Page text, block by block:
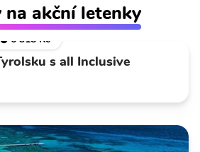
akční letenky
💣 6 318 Kč
s all Inclusive